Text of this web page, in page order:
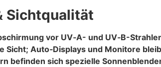
Sichtqualität
vor UV‑A- und UV‑B-
Auto‑Displays und Monitore
befinden sich spezielle